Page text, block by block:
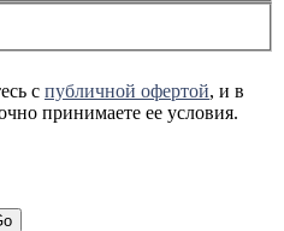
с публичной офертой, и в
принимаете ее условия.